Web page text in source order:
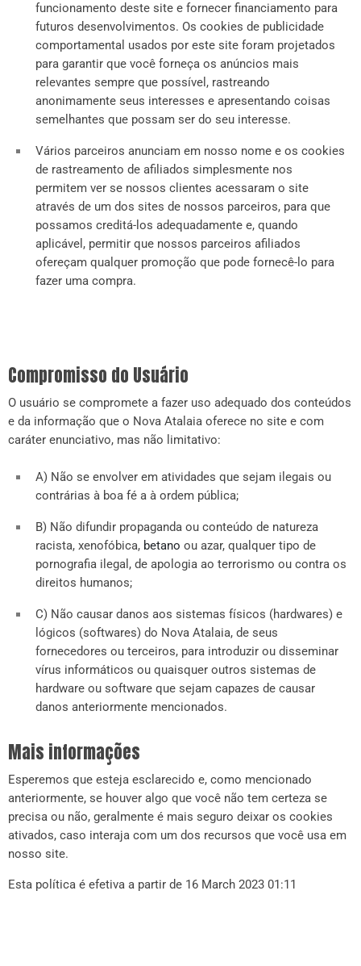
funcionamento deste site e fornecer financiamento para
futuros desenvolvimentos. Os cookies de publicidade
comportamental usados ​​por este site foram projetados
para garantir que você forneça os anúncios mais
relevantes sempre que possível, rastreando
anonimamente seus interesses e apresentando coisas
semelhantes que possam ser do seu interesse.
Vários parceiros anunciam em nosso nome e os cookies
de rastreamento de afiliados simplesmente nos
permitem ver se nossos clientes acessaram o site
através de um dos sites de nossos parceiros, para que
possamos creditá-los adequadamente e, quando
aplicável, permitir que nossos parceiros afiliados
ofereçam qualquer promoção que pode fornecê-lo para
fazer uma compra.
Compromisso do Usuário
O usuário se compromete a fazer uso adequado dos conteúdos
e da informação que o Nova Atalaia oferece no site e com
caráter enunciativo, mas não limitativo:
A) Não se envolver em atividades que sejam ilegais ou
contrárias à boa fé a à ordem pública;
B) Não difundir propaganda ou conteúdo de natureza
racista, xenofóbica, betano ou azar, qualquer tipo de
pornografia ilegal, de apologia ao terrorismo ou contra os
direitos humanos;
C) Não causar danos aos sistemas físicos (hardwares) e
lógicos (softwares) do Nova Atalaia, de seus
fornecedores ou terceiros, para introduzir ou disseminar
vírus informáticos ou quaisquer outros sistemas de
hardware ou software que sejam capazes de causar
danos anteriormente mencionados.
Mais informações
Esperemos que esteja esclarecido e, como mencionado
anteriormente, se houver algo que você não tem certeza se
precisa ou não, geralmente é mais seguro deixar os cookies
ativados, caso interaja com um dos recursos que você usa em
nosso site.
Esta política é efetiva a partir de 16 March 2023 01:11